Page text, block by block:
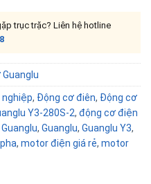
trục trặc? Liên hệ hotline
, Động cơ điên, Động cơ
Y3-280S-2, động cơ điện
, Guanglu, Guanglu Y3,
, motor điện giá rẻ, motor